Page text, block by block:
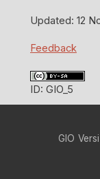
Updated: 12
Feedback
ID: GIO_5
GIO